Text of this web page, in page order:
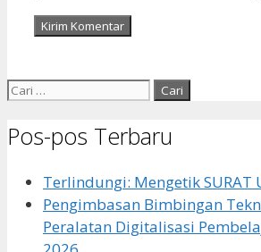
Cari
Pos-pos Terbaru
Terlindungi: Mengetik SURAT
Pengimbasan Bimbingan
Peralatan Digitalisasi